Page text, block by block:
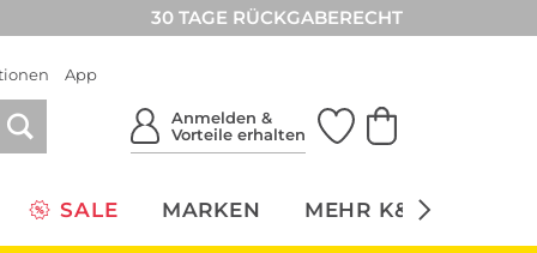
30 TAGE RÜCKGABERECHT
App
Anmelden &
Vorteile erhalten
SALE MARKEN MEHR K&Ö